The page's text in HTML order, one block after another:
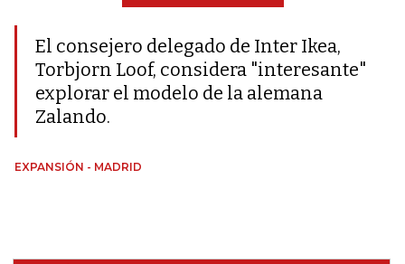
El consejero delegado de Inter Ikea,
Torbjorn Loof, considera "interesante"
explorar el modelo de la alemana
Zalando.
EXPANSIÓN - MADRID